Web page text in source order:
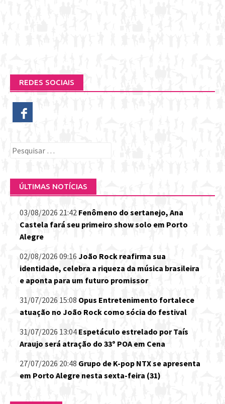
REDES SOCIAIS
Pesquisar
ÚLTIMAS NOTÍCIAS
03/08/2026 21:42 Fenômeno do sertanejo, Ana
Castela fará seu primeiro show solo em Porto
Alegre
02/08/2026 09:16 João Rock reafirma sua
identidade, celebra a riqueza da música brasileira
e aponta para um futuro promissor
31/07/2026 15:08 Opus Entretenimento fortalece
atuação no João Rock como sócia do festival
31/07/2026 13:04 Espetáculo estrelado por Taís
Araujo será atração do 33º POA em Cena
27/07/2026 20:48 Grupo de K-pop NTX se apresenta
em Porto Alegre nesta sexta-feira (31)